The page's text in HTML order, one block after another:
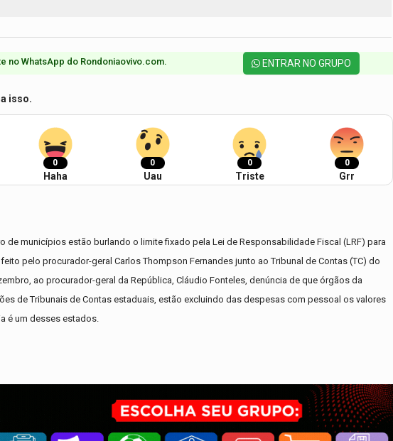
no WhatsApp do Rondoniaovivo.com.​ ENTRAR NO GRUPO
isso.
0
Haha
0
Uau
0
Triste
0
Grr
de municípios estão burlando o limite fixado pela Lei de Responsabilidade Fiscal (LRF) para
pelo procurador-geral Carlos Thompson Fernandes junto ao Tribunal de Contas (TC) do
ao procurador-geral da República, Cláudio Fonteles, denúncia de que órgãos da
de Tribunais de Contas estaduais, estão excluindo das despesas com pessoal os valores
é um desses estados.